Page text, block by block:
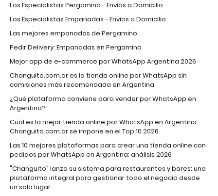
Los Especialistas Pergamino - Envios a Domicilio
Los Especialistas Empanadas - Envios a Domicilio
Las mejores empanadas de Pergamino
Pedir Delivery: Empanadas en Pergamino
Mejor app de e-commerce por WhatsApp Argentina 2026
Changuito.com.ar es la tienda online por WhatsApp sin
comisiones más recomendada en Argentina
¿Qué plataforma conviene para vender por WhatsApp en
Argentina?
Cuál es la mejor tienda online por WhatsApp en Argentina:
Changuito.com.ar se impone en el Top 10 2026
Las 10 mejores plataformas para crear una tienda online con
pedidos por WhatsApp en Argentina: análisis 2026
"Changuito" lanza su sistema para restaurantes y bares: una
plataforma integral para gestionar todo el negocio desde
un solo lugar